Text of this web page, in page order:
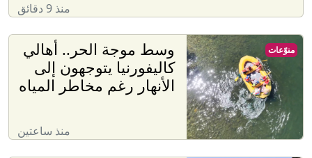
منذ 9 دقائق
وسط موجة الحر.. أهالي
كاليفورنيا يتوجهون إلى
الأنهار رغم مخاطر المياه
منذ ساعتين
منوّعات